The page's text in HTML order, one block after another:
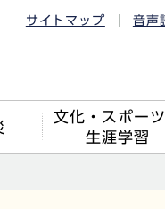
サイトマップ 音声
文化・スポーツ
生涯学習